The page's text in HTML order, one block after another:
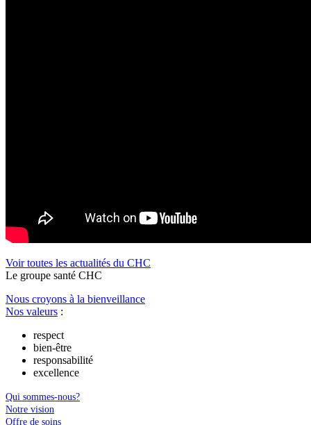
Voir toutes les actualités du CHC
Le groupe santé CHC
Nous croyons à la bienveillance
Nos valeurs :
respect
bien-être
responsabilité
excellence
Qui sommes-nous?
Notre vision
Offre de soins